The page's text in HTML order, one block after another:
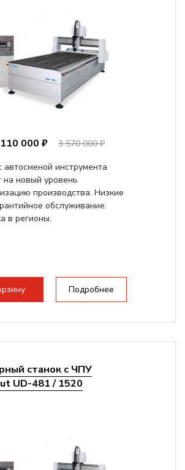
000 ₽
3 570 000 ₽
автосменой инструмента
на новый уровень
производства. Низкие
обслуживание.
в регионы.
Подробнее
станок с ЧПУ
UD-481 / 1520